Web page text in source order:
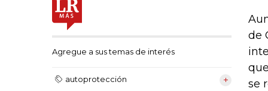
Agregue a sus temas de interés
autoprotección
de
se